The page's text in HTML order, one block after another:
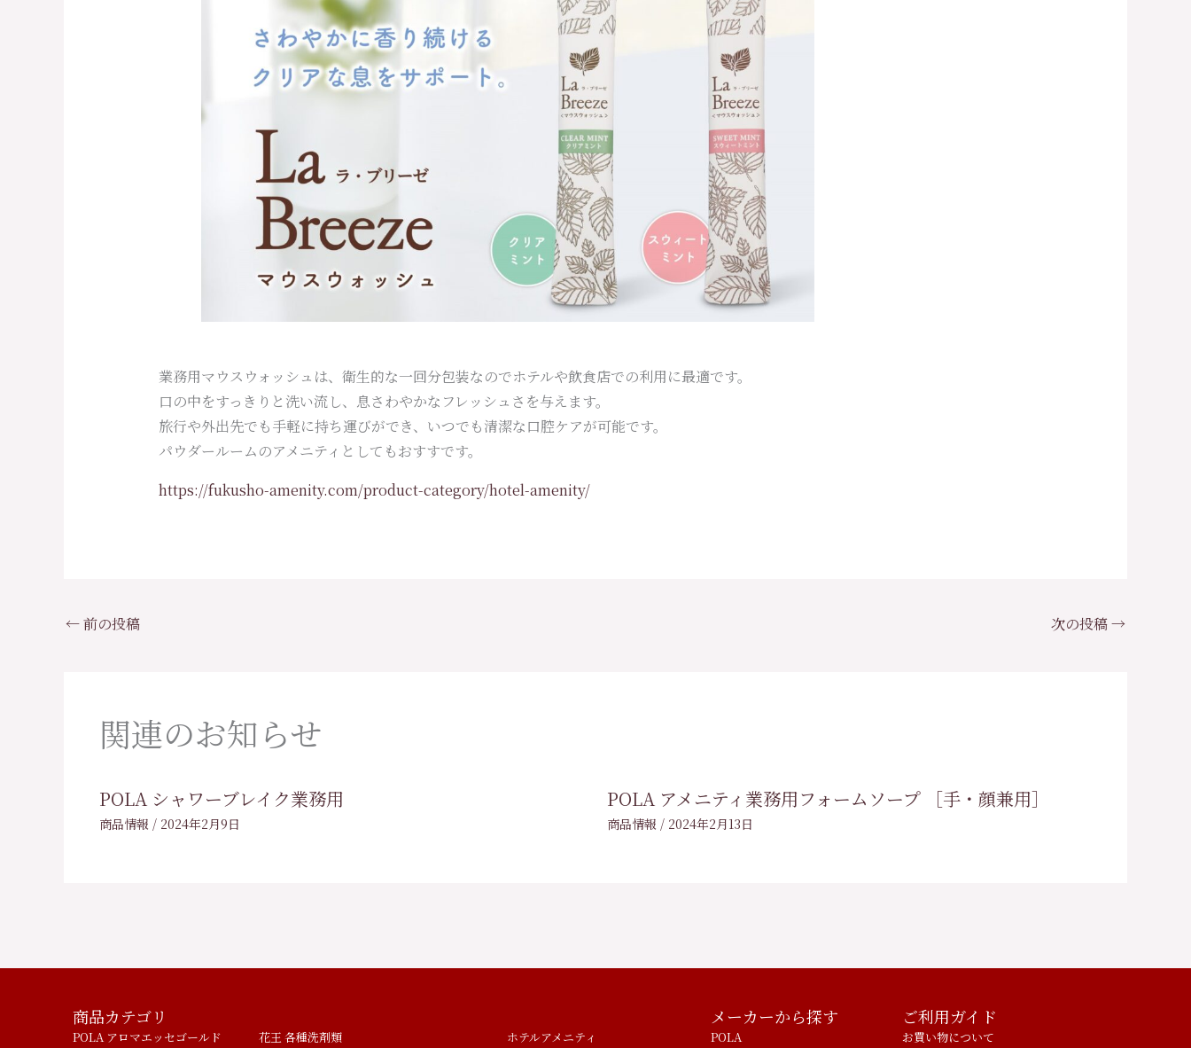
業務用マウスウォッシュは、衛生的な一回分包装なのでホテルや飲食店での利用に最適です。
口の中をすっきりと洗い流し、息さわやかなフレッシュさを与えます。
旅行や外出先でも手軽に持ち運びができ、いつでも清潔な口腔ケアが可能です。
パウダールームのアメニティとしてもおすすです。
https://fukusho-amenity.com/product-category/hotel-amenity/
←前の投稿 次の投稿→
関連のお知らせ
POLA シャワーブレイク業務用
商品情報 / 2024年2月9日
POLA アメニティ業務用フォームソープ ［手・顔兼用］
商品情報 / 2024年2月13日
商品カテゴリ
POLA アロマエッセゴールド 花王 各種洗剤類 ホテルアメニティ
メーカーから探す
POLA
ご利用ガイド
お買い物について